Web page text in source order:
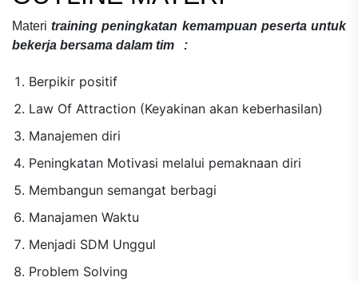
Materitraining peningkatan kemampuan peserta untuk
bekerja bersama dalam tim :
Berpikir positif
Law Of Attraction (Keyakinan akan keberhasilan)
Manajemen diri
Peningkatan Motivasi melalui pemaknaan diri
Membangun semangat berbagi
Manajamen Waktu
Menjadi SDM Unggul
Problem Solving